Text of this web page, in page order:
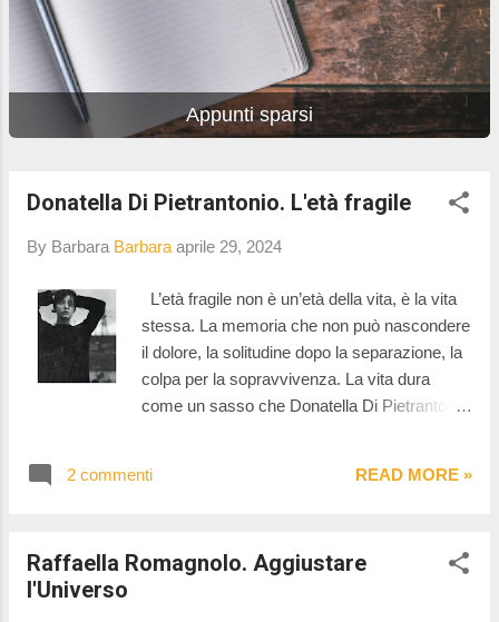
Appunti sparsi
Donatella Di Pietrantonio. L'età fragile
By Barbara Barbara aprile 29, 2024
L’età fragile non è un’età della vita, è la vita
stessa. La memoria che non può nascondere
il dolore, la solitudine dopo la separazione, la
colpa per la sopravvivenza. La vita dura
come un sasso che Donatella Di Pietrantonio
della Domenica Vittorio Lingiardi ha proposto
perfettamente L'età fragile. a me servono
2 commenti READ MORE »
Raffaella Romagnolo. Aggiustare
l'Universo